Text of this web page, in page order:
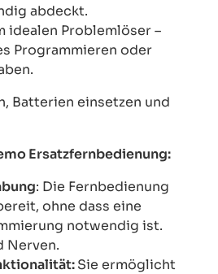
abdeckt.
idealen Problemlöser –
Programmieren oder
Batterien einsetzen und
Ersatzfernbedienung:
: Die Fernbedienung
ohne dass eine
notwendig ist.
Nerven.
Sie ermöglicht